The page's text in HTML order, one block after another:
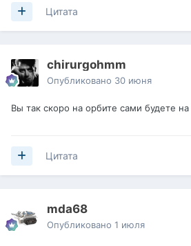
Цитата
chirurgohmm
Опубликовано 30 июня
Вы так скоро на орбите сами будете на
Цитата
mda68
Опубликовано 1 июля